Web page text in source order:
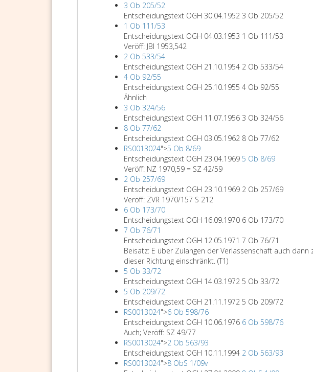
3 Ob 205/52
Entscheidungstext OGH 30.04.1952 3 Ob 205/52
1 Ob 111/53
Entscheidungstext OGH 04.03.1953 1 Ob 111/53
Veröff: JBl 1953,542
2 Ob 533/54
Entscheidungstext OGH 21.10.1954 2 Ob 533/54
4 Ob 92/55
Entscheidungstext OGH 25.10.1955 4 Ob 92/55
Ähnlich
3 Ob 324/56
Entscheidungstext OGH 11.07.1956 3 Ob 324/56
8 Ob 77/62
Entscheidungstext OGH 03.05.1962 8 Ob 77/62
RS0013024">5 Ob 8/69
Entscheidungstext OGH 23.04.1969 5 Ob 8/69
Veröff: NZ 1970,59 = SZ 42/59
2 Ob 257/69
Entscheidungstext OGH 23.10.1969 2 Ob 257/69
Veröff: ZVR 1970/157 S 212
6 Ob 173/70
Entscheidungstext OGH 16.09.1970 6 Ob 173/70
7 Ob 76/71
Entscheidungstext OGH 12.05.1971 7 Ob 76/71
Beisatz: E über Zulangen der Verlassenschaft auch dann
dieser Richtung einschränkt. (T1)
5 Ob 33/72
Entscheidungstext OGH 14.03.1972 5 Ob 33/72
5 Ob 209/72
Entscheidungstext OGH 21.11.1972 5 Ob 209/72
RS0013024">6 Ob 598/76
Entscheidungstext OGH 10.06.1976 6 Ob 598/76
Auch; Veröff: SZ 49/77
RS0013024">2 Ob 563/93
Entscheidungstext OGH 10.11.1994 2 Ob 563/93
RS0013024">8 ObS 1/09v